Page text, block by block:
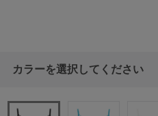
カラーを選択してください